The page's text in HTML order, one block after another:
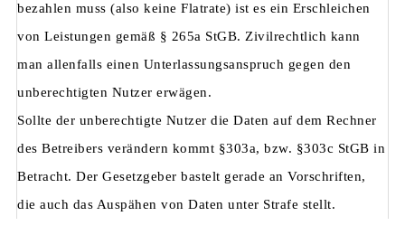
bezahlen muss (also keine Flatrate) ist es ein Erschleichen
von Leistungen gemäß § 265a StGB. Zivilrechtlich kann
man allenfalls einen Unterlassungsanspruch gegen den
unberechtigten Nutzer erwägen.
Sollte der unberechtigte Nutzer die Daten auf dem Rechner
des Betreibers verändern kommt §303a, bzw. §303c StGB in
Betracht. Der Gesetzgeber bastelt gerade an Vorschriften,
die auch das Auspähen von Daten unter Strafe stellt.